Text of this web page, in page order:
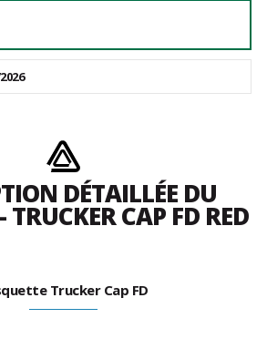
DÉTAILLÉE DU
CAP FD RED
Trucker Cap FD